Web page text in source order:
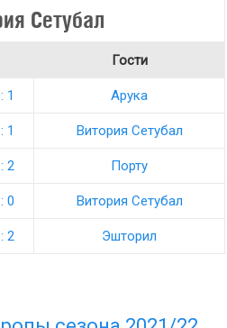
Сетубал
Гости
1 Арука
1 Витория Сетубал
2 Порту
0 Витория Сетубал
2 Эшторил